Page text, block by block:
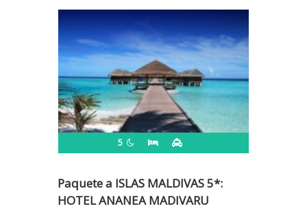
5
Paquete a ISLAS MALDIVAS 5*:
HOTEL ANANEA MADIVARU